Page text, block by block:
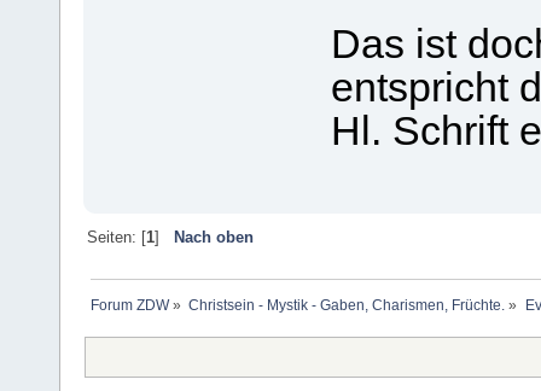
Das ist
entspricht
Hl. Schrift
Seiten: [1] Nach oben
Forum ZDW» Christsein - Mystik - Gaben, Charismen, Früchte. »